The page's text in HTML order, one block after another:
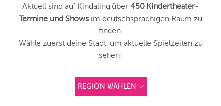
REGIONEN
Aktuell sind auf Kindaling über 450 Kindertheater-
Termine und Shows im deutschsprachigen Raum zu
finden.
Wähle zuerst deine Stadt, um aktuelle Spielzeiten zu
sehen!
REGION WÄHLEN